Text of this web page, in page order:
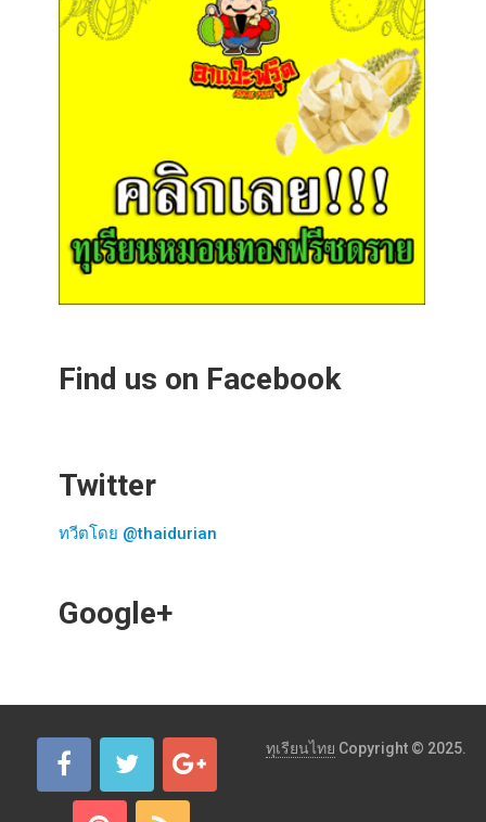
Find us on Facebook
Twitter
ทวีตโดย @thaidurian
Google+
ทุเรียนไทย Copyright © 2025.